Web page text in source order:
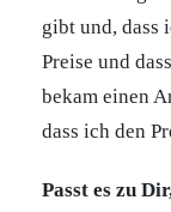
gibt und, dass
Preise und
bekam einen
dass ich den
Passt es zu